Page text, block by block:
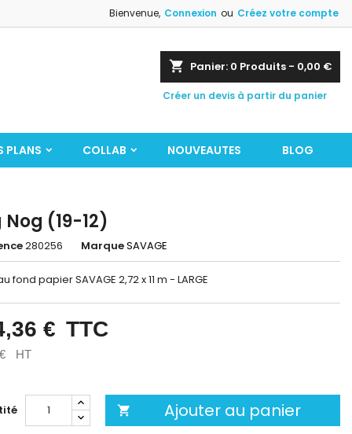
Bienvenue, Connexion ou Créez votre compte
shopping_cart Panier: 0 Produits - 0,00 €
Créer un devis à partir du panier
PLANS COLLAB NOUVEAUTES BLOG
Nog (19-12)
280256 MarqueSAVAGE
fond papier SAVAGE 2,72 x 11 m - LARGE
€ TTC
HT
 Ajouter au panier